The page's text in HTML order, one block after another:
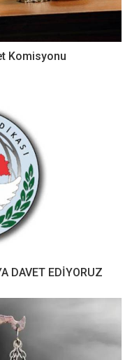
Komisyonu
DAVET EDİYORUZ